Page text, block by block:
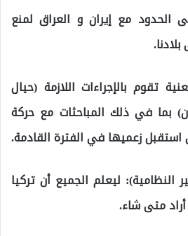
الحدود مع إيران و العراق لمنع
تقوم بالإجراءات اللازمة (حيال
بما في ذلك المباحثات مع حركة
استقبل زعميها في الفترة القادمة.
النظامية): ليعلم الجميع أن تركيا
متى شاء.